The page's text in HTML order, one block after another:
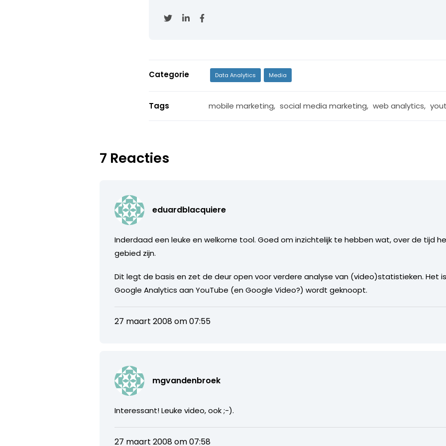
Categorie Data Analytics Media
Tags mobile marketing, social media marketing, web analytics,
7 Reacties
eduardblacquiere
Inderdaad een leuke en welkome tool. Goed om inzichtelijk te hebben wat, over de tijd
gebied zijn.
Dit legt de basis en zet de deur open voor verdere analyse van (video)statistieken. Het
Google Analytics aan YouTube (en Google Video?) wordt geknoopt.
27 maart 2008 om 07:55
mgvandenbroek
Interessant! Leuke video, ook ;-).
27 maart 2008 om 07:58